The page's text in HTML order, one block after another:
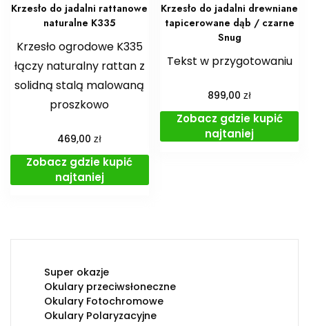
Krzesło do jadalni rattanowe
naturalne K335
Krzesło ogrodowe K335
łączy naturalny rattan z
solidną stalą malowaną
proszkowo
469,00zł
Zobacz gdzie kupić
najtaniej
Krzesło do jadalni drewniane
tapicerowane dąb / czarne
Snug
Tekst w przygotowaniu
899,00zł
Zobacz gdzie kupić
najtaniej
Super okazje
Okulary przeciwsłoneczne
Okulary Fotochromowe
Okulary Polaryzacyjne